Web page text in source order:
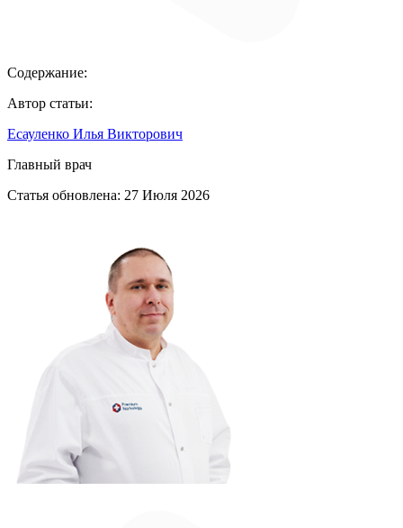
Содержание:
Автор статьи:
Есауленко Илья Викторович
Главный врач
Статья обновлена: 27 Июля 2026